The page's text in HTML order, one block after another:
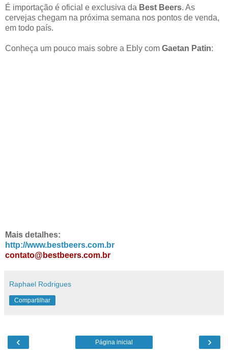
É importação é oficial e exclusiva da Best Beers. As
cervejas chegam na próxima semana nos pontos de venda,
em todo país.
Conheça um pouco mais sobre a Ebly com Gaetan Patin:
Mais detalhes:
http://www.bestbeers.com.br
contato@bestbeers.com.br
Raphael Rodrigues
Compartilhar
‹ ›
Página inicial